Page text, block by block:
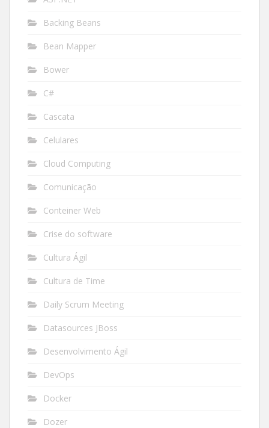
Backing Beans
Bean Mapper
Bower
C#
Cascata
Celulares
Cloud Computing
Comunicação
Conteiner Web
Crise do software
Cultura Ágil
Cultura de Time
Daily Scrum Meeting
Datasources JBoss
Desenvolvimento Ágil
DevOps
Docker
Dozer